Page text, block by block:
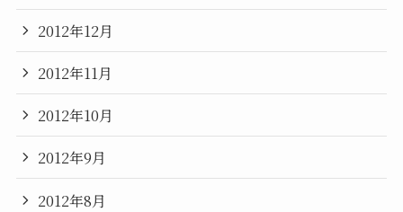
2012年12月
2012年11月
2012年10月
2012年9月
2012年8月